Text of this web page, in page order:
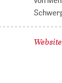
Website